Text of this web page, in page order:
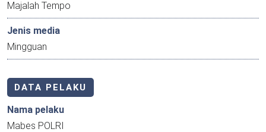
Majalah Tempo
Jenis media
Mingguan
DATA PELAKU
Nama pelaku
Mabes POLRI